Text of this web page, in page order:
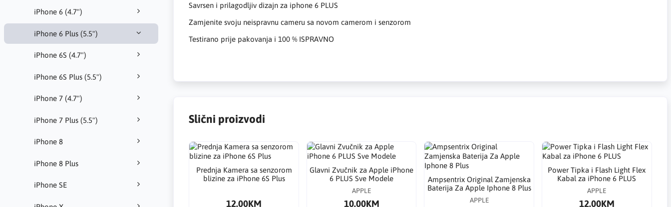
iPhone 6 (4.7")
iPhone 6 Plus (5.5")
iPhone 6S (4.7")
iPhone 6S Plus (5.5")
iPhone 7 (4.7")
iPhone 7 Plus (5.5")
iPhone 8
iPhone 8 Plus
iPhone SE
Savrsen i prilagodljiv dizajn za iphone 6 PLUS
Zamjenite svoju neispravnu cameru sa novom camerom i senzorom
Testirano prije pakovanja i 100 % ISPRAVNO
Slični proizvodi
Prednja Kamera sa senzorom
blizine za iPhone 6S Plus
12.00KM
Glavni Zvučnik za Apple iPhone
6 PLUS Sve Modele
APPLE
10.00KM
Ampsentrix Original Zamjenska
Baterija Za Apple Iphone 8 Plus
APPLE
Power Tipka i Flash Light Flex
Kabal za iPhone 6 PLUS
APPLE
12.00KM